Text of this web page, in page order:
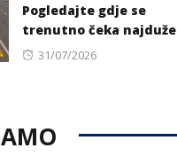
Pogledajte gdje se
trenutno čeka najduže
Posted
31/07/2026